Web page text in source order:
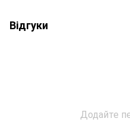
Відгуки
Додайте